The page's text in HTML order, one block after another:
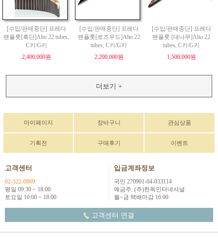
[수입/판매중단] 프레다
팬플룻[흑단]Alto 22 tubes,
C키/G키
2,400,000원
[수입/판매중단] 프레다
팬플룻[로즈우드]Alto 22
tubes, C키/G키
2,200,000원
[수입/판매중단] 프레다
팬플룻 [대나무]Alto 22
tubes, C키/G키
1,500,000원
더보기 +
마이페이지 장바구니 관심상품
기획전 구매후기 이벤트
고객센터
02-522-0869
평일 09:30 ~ 18:00
토요일 10:00 ~ 18:00
입금계좌정보
국민 270901-04-033114
예금주: (주)한독인터네셔널
월~금 택배마감 16:00
고객센터 연결